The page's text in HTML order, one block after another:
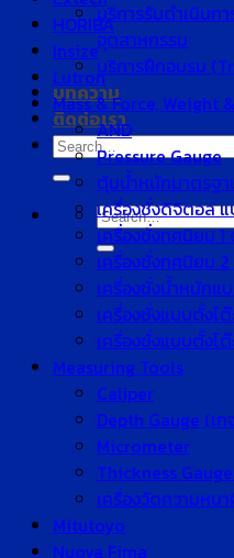
บริการรับดำเนินก
อุตสาหกรรม
บริการฝึกอบรม
บทความ
ติดต่อเรา
Search
for:
Search
for:
HORIBA
Insize
Lutron
Mass & Force, Weight
AND
Pressure Gauge
ตุ้มน้ำหนักมาตรฐา
เครื่องชั่งดิจิตอล
เครื่องชั่งทศนิยม 1
เครื่องชั่งทศนิยม
เครื่องชั่งน้ำหนัก
เครื่องชั่งแบบตั้งโต๊
เครื่องชั่งแบบตั้งโ
Measuring Tools
Caliper
Depth Gauge (เ
Micrometer
Thickness
เครื่องวัดความหน
Mitutoyo
Nuova Fima